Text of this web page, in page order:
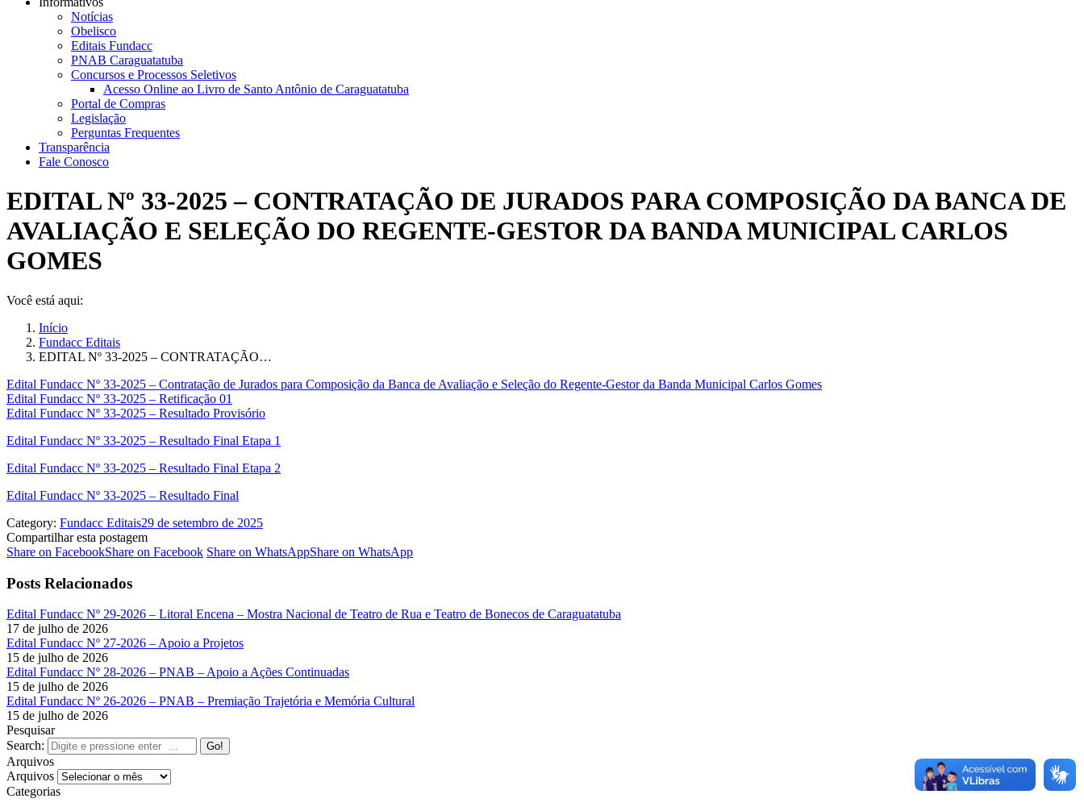
Notícias
Obelisco
Editais Fundacc
PNAB Caraguatatuba
Concursos e Processos Seletivos
Acesso Online ao Livro de Santo Antônio de Caraguatatuba
Portal de Compras
Legislação
Perguntas Frequentes
Transparência
Fale Conosco
EDITAL Nº 33-2025 – CONTRATAÇÃO DE JURADOS PARA COMPOSIÇÃO DA BANCA DE
AVALIAÇÃO E SELEÇÃO DO REGENTE-GESTOR DA BANDA MUNICIPAL CARLOS
GOMES
Você está aqui:
Início
Fundacc Editais
EDITAL Nº 33-2025 – CONTRATAÇÃO…
Edital Fundacc Nº 33-2025 – Contratação de Jurados para Composição da Banca de Avaliação e Seleção do Regente-Gestor da Banda Municipal Carlos Gomes
Edital Fundacc Nº 33-2025 – Retificação 01
Edital Fundacc Nº 33-2025 – Resultado Provisório
Edital Fundacc Nº 33-2025 – Resultado Final Etapa 1
Edital Fundacc Nº 33-2025 – Resultado Final Etapa 2
Edital Fundacc Nº 33-2025 – Resultado Final
Category: Fundacc Editais29 de setembro de 2025
Compartilhar esta postagem
Share on FacebookShare on Facebook Share on WhatsAppShare on WhatsApp
Posts Relacionados
Edital Fundacc Nº 29-2026 – Litoral Encena – Mostra Nacional de Teatro de Rua e Teatro de Bonecos de Caraguatatuba
17 de julho de 2026
Edital Fundacc Nº 27-2026 – Apoio a Projetos
15 de julho de 2026
Edital Fundacc Nº 28-2026 – PNAB – Apoio a Ações Continuadas
15 de julho de 2026
Edital Fundacc Nº 26-2026 – PNAB – Premiação Trajetória e Memória Cultural
15 de julho de 2026
Pesquisar
Search:
Arquivos
Arquivos
Categorias